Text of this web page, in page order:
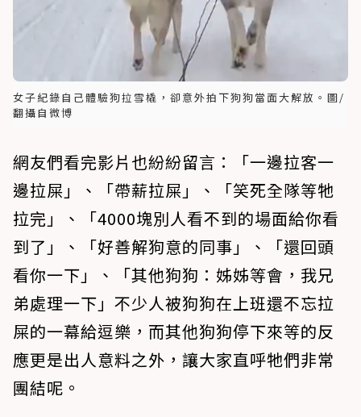
女子紀錄自己體驗狗拉雪橇，卻意外拍下狗狗當面大解放。圖/
翻攝自微博
網友們看完影片也紛紛留言：「一邊拉客一
邊拉屎」、「帶薪拉屎」、「笑死全隊等牠
拉完」、「4000塊別人看不到的場面給你看
到了」、「好善解狗意的同事」、「還回頭
看你一下」、「其他狗狗：姊姊等會，我兄
弟處理一下」不少人被狗狗在上班還不忘拉
屎的一幕給逗樂，而其他狗狗停下來等的反
應更是出人意料之外，讓大家直呼牠們非常
團結呢。